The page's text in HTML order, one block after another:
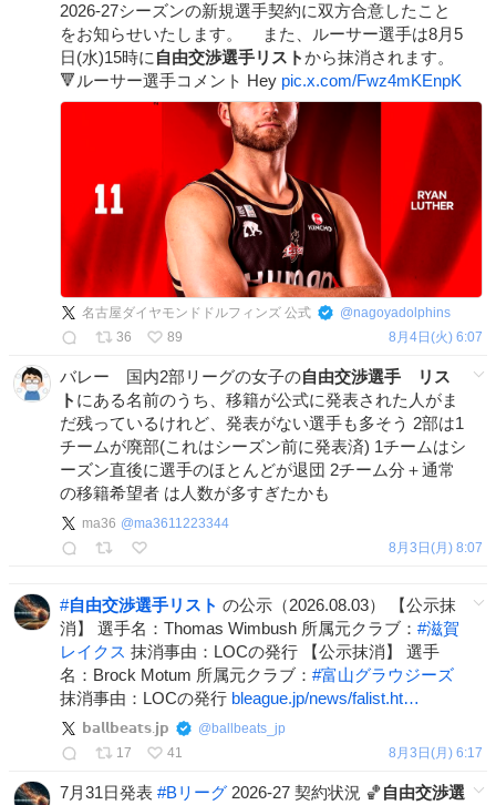
2026-27シーズンの新規選手契約に双方合意したこと
をお知らせいたします。 また、ルーサー選手は8月5
日(水)15時に 自由交渉選手リストから抹消されます。
🔻ルーサー選手コメント Hey pic.x.com/Fwz4mKEnpK
名古屋ダイヤモンドドルフィンズ 公式 @nagoyadolphins
36
89 8月4日(火) 6:07
バレー 国内2部リーグの女子の自由交渉選手
リス
ト にある名前のうち、移籍が公式に発表された人がま
だ残っているけれど、発表がない選手も多そう 2部は1
チームが廃部(これはシーズン前に発表済) 1チームはシ
ーズン直後に選手のほとんどが退団 2チーム分＋通常
の移籍希望者 は人数が多すぎたかも
ma36 @ma3611223344
8月3日(月) 8:07
#自由交渉選手リスト の公示（2026.08.03） 【公示抹
消】 選手名：Thomas Wimbush 所属元クラブ： #滋賀
レイクス 抹消事由：LOCの発行 【公示抹消】 選手
名：Brock Motum 所属元クラブ： #富山グラウジーズ
抹消事由：LOCの発行 bleague.jp/news/falist.ht…
𝗯𝗮𝗹𝗹𝗯𝗲𝗮𝘁𝘀.𝗷𝗽 @ballbeats_jp
17
41 8月3日(月) 6:17
7月31日発表 #Bリーグ 2026-27 契約状況 🏀自由交渉選